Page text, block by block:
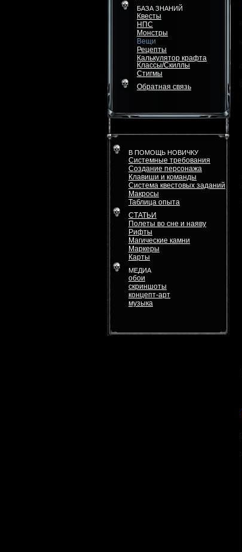
БАЗА ЗНАНИЙ
Квесты
НПС
Монстры
Вещи
Рецепты
Калькулятор крафта
Классы/Скиллы
Стигмы
Обратная связь
В ПОМОЩЬ НОВИЧКУ
Системные требования
Создание персонажа
Клавиши и команды
Система квестовых заданий
Макросы
Таблица опыта
СТАТЬИ
Полеты во сне и наяву
Рифты
Магические камни
Маркеры
Карты
МЕДИА
обои
скриншоты
концепт-арт
музыка